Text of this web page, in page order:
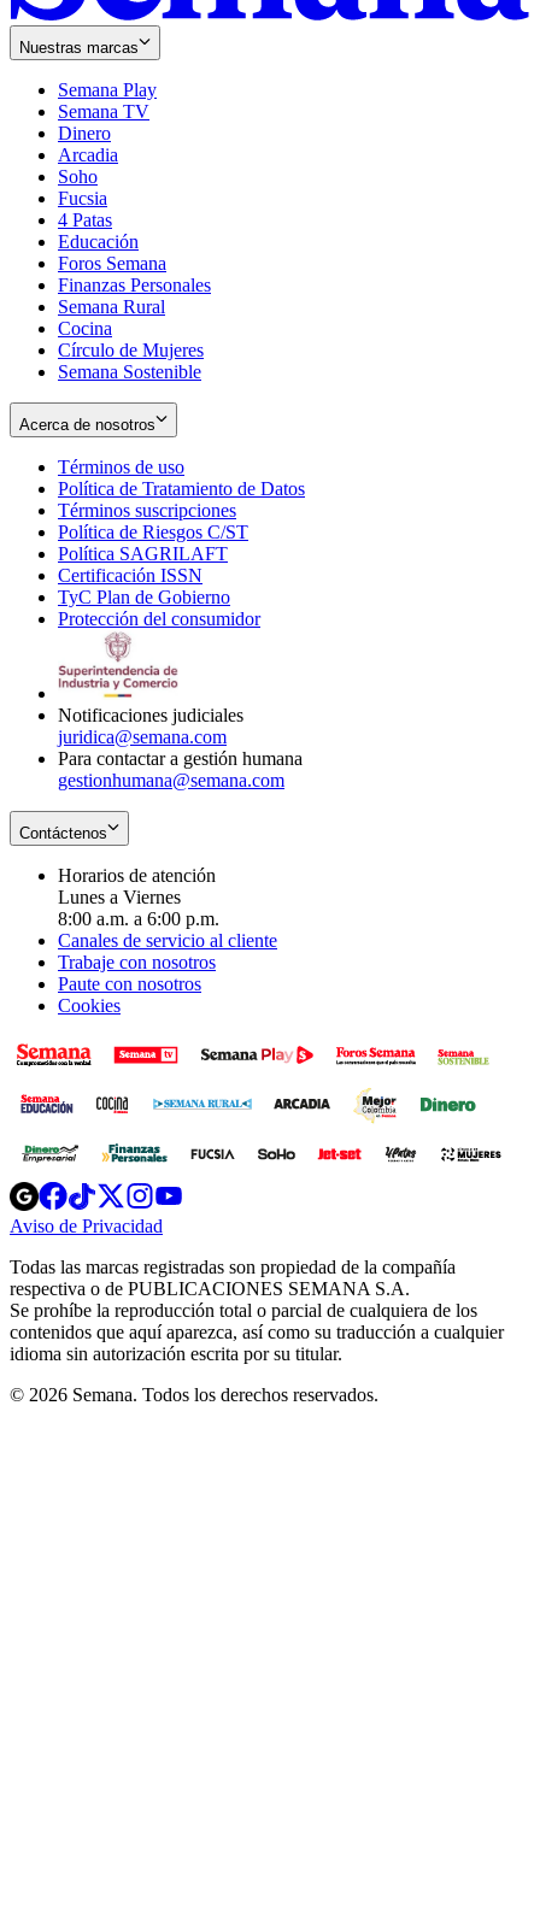
Nuestras marcas
Semana Play
Semana TV
Dinero
Arcadia
Soho
in
new
window
Fucsia
in
new
window
4 Patas
Educación
Foros Semana
Finanzas Personales
Semana Rural
Cocina
Círculo de Mujeres
Semana Sostenible
Acerca de nosotros
Términos de uso
in
new
window
Política de Tratamiento de Datos
Términos suscripciones
in
Política de Riesgos C/ST
Política SAGRILAFT
new
window
Certificación ISSN
in
new
TyC Plan de Gobierno
in
Protección del consumidorOpens
Notificaciones judiciales
juridica@semana.com
Para contactar a gestión humana
gestionhumana@semana.com
Contáctenos
Horarios de atención
Lunes a Viernes
8:00 a.m. a 6:00 p.m.
Canales de servicio al cliente
Trabaje con nosotros
Paute con nosotros
Cookies
Opens
in
new
Opens
in
new
Opens
in
new
window
Opens
new
windowwindow
Aviso de Privacidad
new
window
Todas las marcas registradas son propiedad de la compañía
respectiva o de PUBLICACIONES SEMANA S.A.
Se prohíbe la reproducción total o parcial de cualquiera de los
contenidos que aquí aparezca, así como su traducción a cualquier
idioma sin autorización escrita por su titular.
© 2026 Semana. Todos los derechos reservados.